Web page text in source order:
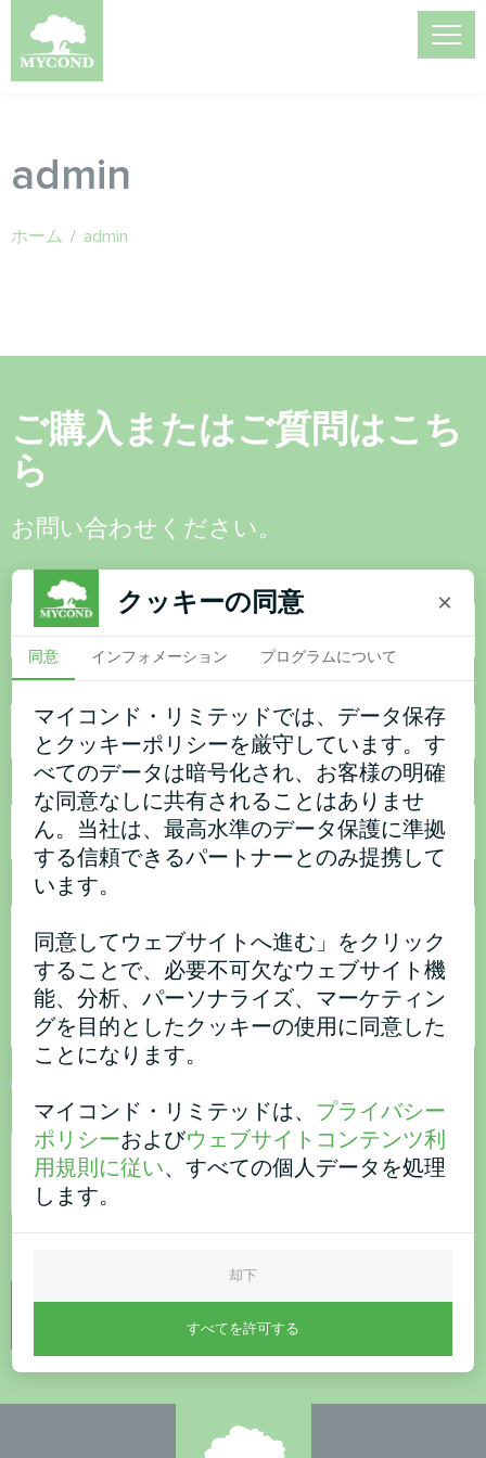
admin
ホーム / admin
ご購入またはご質問はこち
ら
お問い合わせください。
電話番号
電子メール
コメント
セキュリティチェック
クッキーの同意 ×
同意 インフォメーション プログラムについて
マイコンド・リミテッドでは、データ保存
とクッキーポリシーを厳守しています。す
べてのデータは暗号化され、お客様の明確
な同意なしに共有されることはありませ
ん。当社は、最高水準のデータ保護に準拠
する信頼できるパートナーとのみ提携して
います。
同意してウェブサイトへ進む」をクリック
することで、必要不可欠なウェブサイト機
能、分析、パーソナライズ、マーケティン
グを目的としたクッキーの使用に同意した
ことになります。
マイコンド・リミテッドは、 プライバシー
ポリシーおよびウェブサイトコンテンツ利
用規則に従い、すべての個人データを処理
します。
却下
すべてを許可する